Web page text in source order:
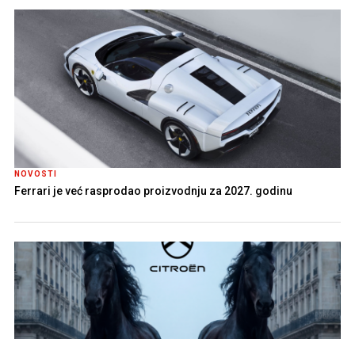
NOVOSTI
Ferrari je već rasprodao proizvodnju za 2027. godinu